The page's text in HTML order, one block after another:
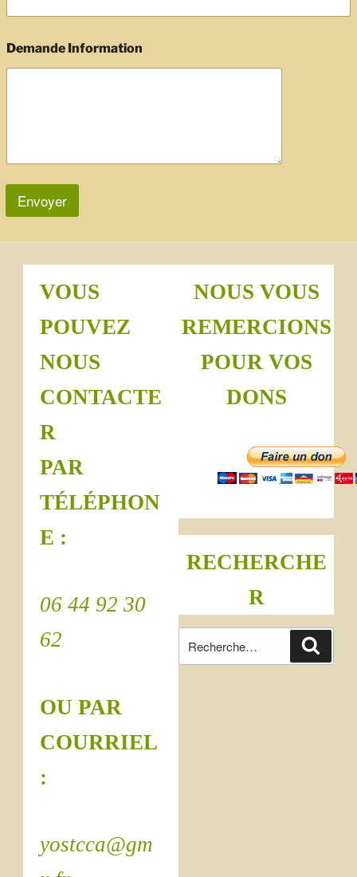
Demande Information
Envoyer
VOUS
POUVEZ
NOUS
CONTACTE
R
PAR
TÉLÉPHON
E :
06 44 92 30
62
OU PAR
COURRIEL
:
yostcca@gm
NOUS VOUS
REMERCIONS
POUR VOS
DONS
RECHERCHE
R